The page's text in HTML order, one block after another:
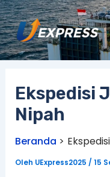
Lewati
ke
konten
Ekspedisi
Nipah
Beranda
Oleh UExpress2025 / 15